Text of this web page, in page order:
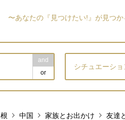
〜あなたの『見つけたい!』が見つか
and
or
シチュエーシ
中国 家族とお出かけ 友達